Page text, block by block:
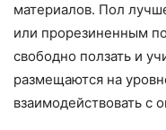
материалов. Пол
или прорезиненным
свободно ползать и
размещаются на
взаимодействовать с